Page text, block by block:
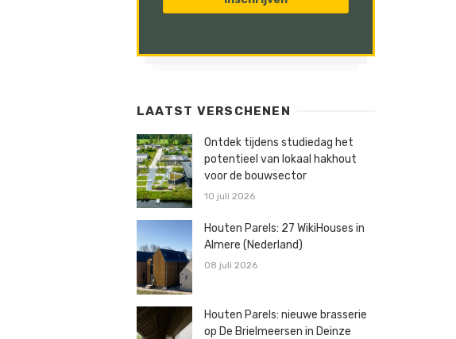
LAATST VERSCHENEN
Ontdek tijdens studiedag het
potentieel van lokaal hakhout
voor de bouwsector
10 juli 2026
Houten Parels: 27 WikiHouses in
Almere (Nederland)
08 juli 2026
Houten Parels: nieuwe brasserie
op De Brielmeersen in Deinze